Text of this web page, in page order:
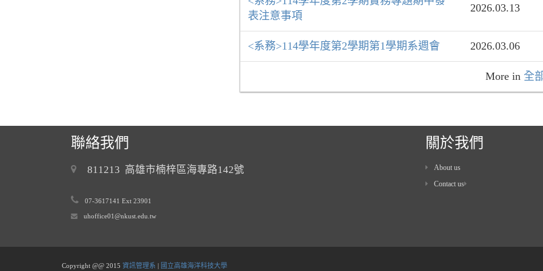
表注意事項
2026.03.13
<系務>114學年度第2學期第1學期系週會 2026.03.06
More in 全
聯絡我們
811213 高雄市楠梓區海專路142號
07-3617141 Ext 23901
uhoffice01@nkust.edu.tw
關於我們
About us
Contact us
Copyright @@ 2015 資訊管理系 國立高雄海洋科技大學